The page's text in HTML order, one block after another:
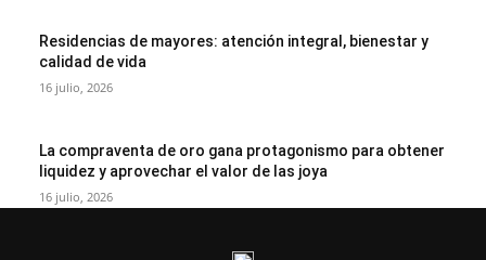
Residencias de mayores: atención integral, bienestar y
calidad de vida
16 julio, 2026
La compraventa de oro gana protagonismo para obtener
liquidez y aprovechar el valor de las joya
16 julio, 2026